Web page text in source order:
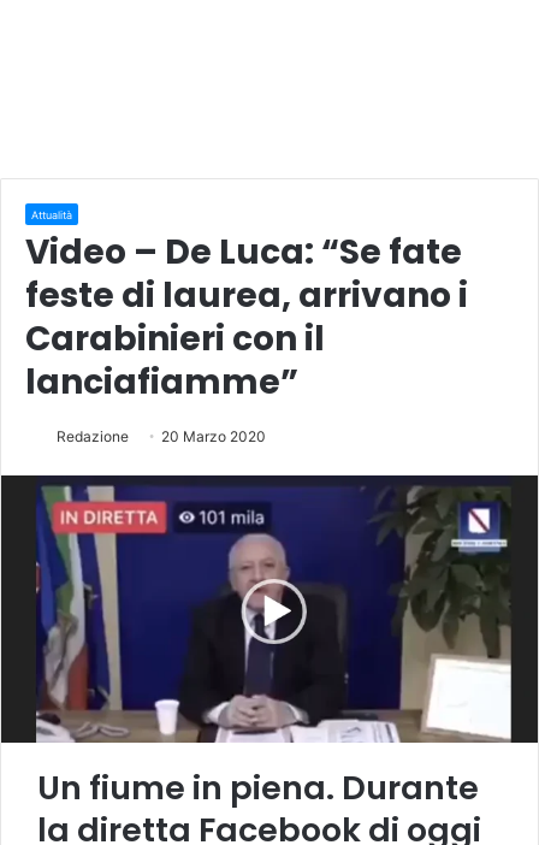
Attualità
Video – De Luca: “Se fate
feste di laurea, arrivano i
Carabinieri con il
lanciafiamme”
Redazione 20 Marzo 2020
Un fiume in piena. Durante
la diretta Facebook di oggi